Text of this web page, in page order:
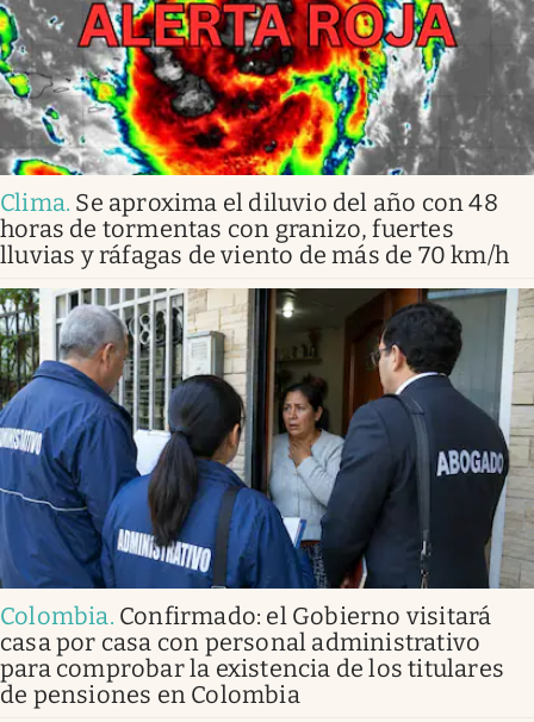
Clima. Se aproxima el diluvio del año con 48
horas de tormentas con granizo, fuertes
lluvias y ráfagas de viento de más de 70 km/h
Colombia. Confirmado: el Gobierno visitará
casa por casa con personal administrativo
para comprobar la existencia de los titulares
de pensiones en Colombia